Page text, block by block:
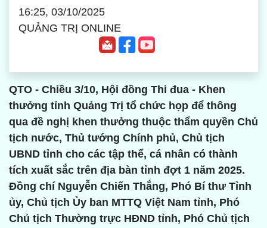
16:25, 03/10/2025
QUẢNG TRỊ ONLINE
QTO - Chiều 3/10, Hội đồng Thi đua - Khen
thưởng tỉnh Quảng Trị tổ chức họp để thông
qua đề nghị khen thưởng thuộc thẩm quyền Chủ
tịch nước, Thủ tướng Chính phủ, Chủ tịch
UBND tỉnh cho các tập thể, cá nhân có thành
tích xuất sắc trên địa bàn tỉnh đợt 1 năm 2025.
Đồng chí Nguyễn Chiến Thắng, Phó Bí thư Tỉnh
ủy, Chủ tịch Ủy ban MTTQ Việt Nam tỉnh, Phó
Chủ tịch Thường trực HĐND tỉnh, Phó Chủ tịch